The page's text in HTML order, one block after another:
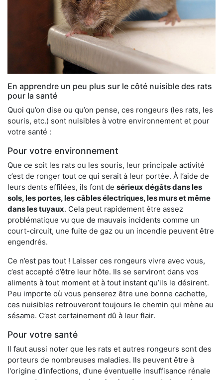
En apprendre un peu plus sur le côté nuisible des rats
pour la santé
Quoi qu’on dise ou qu’on pense, ces rongeurs (les rats, les
souris, etc.) sont nuisibles à votre environnement et pour
votre santé :
Pour votre environnement
Que ce soit les rats ou les souris, leur principale activité
c’est de ronger tout ce qui serait à leur portée. À l’aide de
leurs dents effilées, ils font de sérieux dégâts dans les
sols, les portes, les câbles électriques, les murs et même
dans les tuyaux. Cela peut rapidement être assez
problématique vu que de mauvais incidents comme un
court-circuit, une fuite de gaz ou un incendie peuvent être
engendrés.
Ce n’est pas tout ! Laisser ces rongeurs vivre avec vous,
c’est accepté d’être leur hôte. Ils se serviront dans vos
aliments à tout moment et à tout instant qu’ils le désirent.
Peu importe où vous penserez être une bonne cachette,
ces nuisibles retrouveront toujours le chemin qui mène au
sésame. C’est certainement dû à leur flair.
Pour votre santé
Il faut aussi noter que les rats et autres rongeurs sont des
porteurs de nombreuses maladies. Ils peuvent être à
l'origine d'infections, d'une éventuelle insuffisance rénale